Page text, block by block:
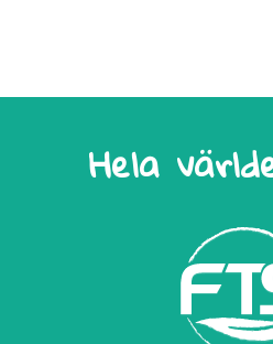
Hela